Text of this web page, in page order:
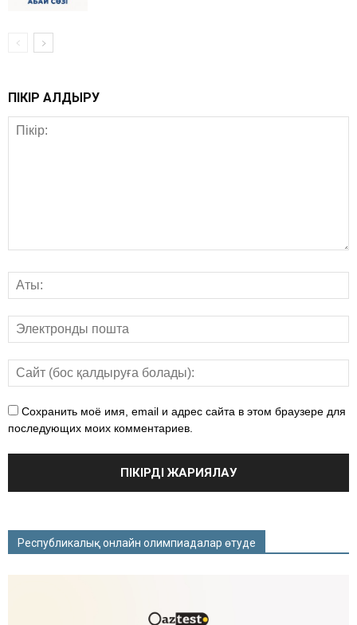
ПІКІР ҚАЛДЫРУ
Сохранить моё имя, email и адрес сайта в этом браузере для
последующих моих комментариев.
Республикалық онлайн олимпиадалар өтуде